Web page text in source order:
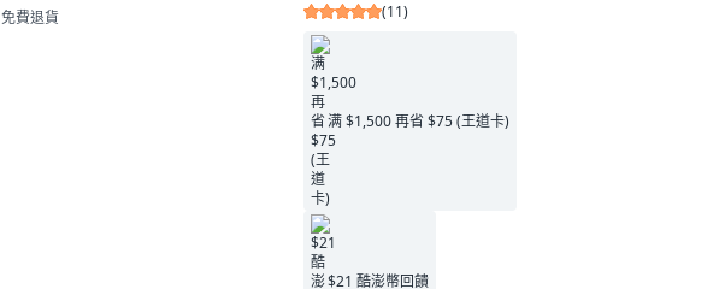
免費退貨
(11)
满 $1,500 再省 $75 (王道卡)
$21 酷澎幣回饋